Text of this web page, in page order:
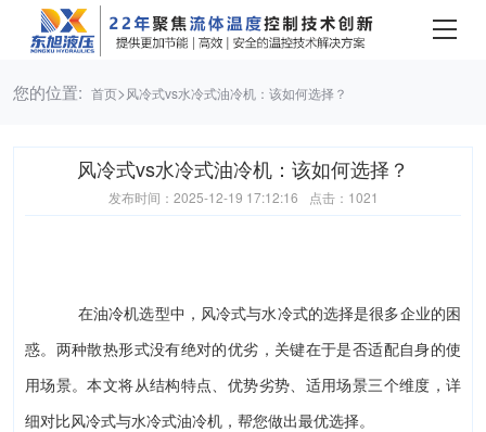
您的位置: 首页>风冷式vs水冷式油冷机：该如何选择？
风冷式vs水冷式油冷机：该如何选择？
发布时间：2025-12-19 17:12:16 点击：1021
在油冷机选型中 ，风冷式与水冷式的选择是很多企业的困
惑。两种散热形式没有绝对的优劣，关键在于是否适配自身的使
用场景。本文将从结构特点、优势劣势、适用场景三个维度，详
细对比风冷式与水冷式油冷机，帮您做出最优选择。